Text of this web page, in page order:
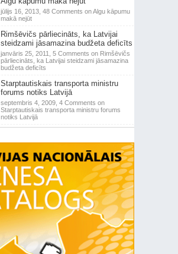
jūlijs 16, 2013, 48 Comments on Algu kāpumu
makā nejūt
Rimšēvičs pārliecināts, ka Latvijai
steidzami jāsamazina budžeta deficīts
janvāris 25, 2011, 5 Comments on Rimšēvičs
pārliecināts, ka Latvijai steidzami jāsamazina
budžeta deficīts
Starptautiskais transporta ministru
forums notiks Latvijā
septembris 4, 2009, 4 Comments on
Starptautiskais transporta ministru forums
notiks Latvijā